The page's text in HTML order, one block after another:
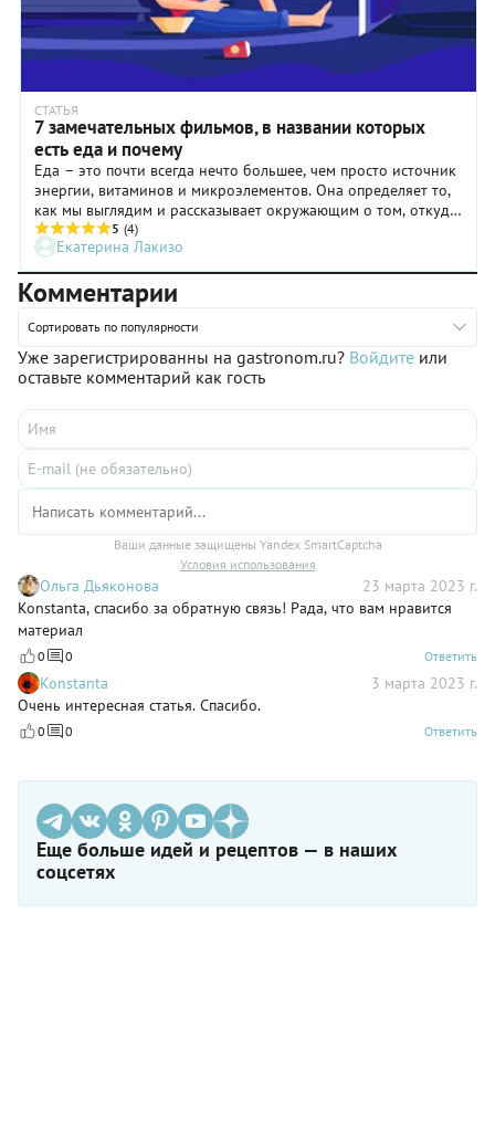
СТАТЬЯ
7 замечательных фильмов, в названии которых
есть еда и почему
Еда – это почти всегда нечто большее, чем просто источник
энергии, витаминов и микроэлементов. Она определяет то,
как мы выглядим и рассказывает окружающим о том, откуда
мы пришли. Пищевые привычки говорят о нас гораздо
больше, чем мы можем подумать. Пьем мы чай с молоком,
лимоном или маслом и солью – все зависит от региона, где
мы выросли. Равно как и то, как мы называем те или иные
овощи или фрукты. Например, жители южных регионов
могут никак не отреагировать на название «шелковица», но
ностальгически улыбнутся, когда услышат «тутовник».
Рассказываем, как массовая культура учит нас придавать
дополнительные смыслы продуктам питания.
5 (4)
Екатерина Лакизо
Комментарии
Сортировать по популярности
Уже зарегистрированны на gastronom.ru? Войдите или
оставьте комментарий как гость
Ваши данные защищены Yandex SmartCaptcha
Условия использования
Ольга Дьяконова
23 марта 2023 г.
Konstanta, спасибо за обратную связь! Рада, что вам нравится
материал
0 0 Ответить
Konstanta
3 марта 2023 г.
Очень интересная статья. Спасибо.
0 0 Ответить
Еще больше идей и рецептов — в наших
соцсетях